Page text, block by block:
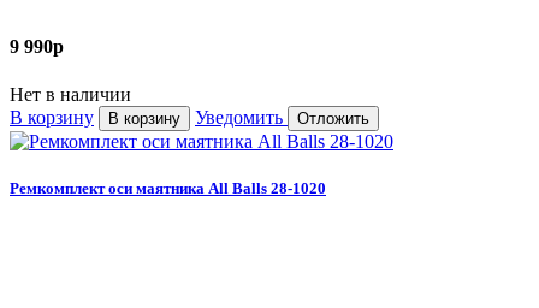
9 990p
Нет в наличии
В корзину
В корзину Уведомить Отложить
Ремкомплект оси маятника All Balls 28-1020